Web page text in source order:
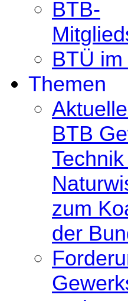
BTB-
BTÜ
Themen
BTB
zum
der